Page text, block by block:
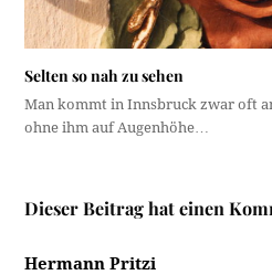
Selten so nah zu sehen
Man kommt in Innsbruck zwar oft
ohne ihm auf Augenhöhe…
Dieser Beitrag hat einen
Hermann Pritzi